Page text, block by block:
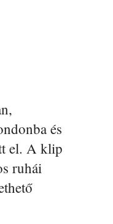
és
el. A klip
ruhái